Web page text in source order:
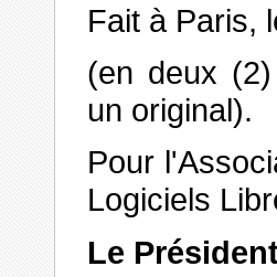
Fait à Paris,
(en deux
un original).
Pour
Logiciels
Le